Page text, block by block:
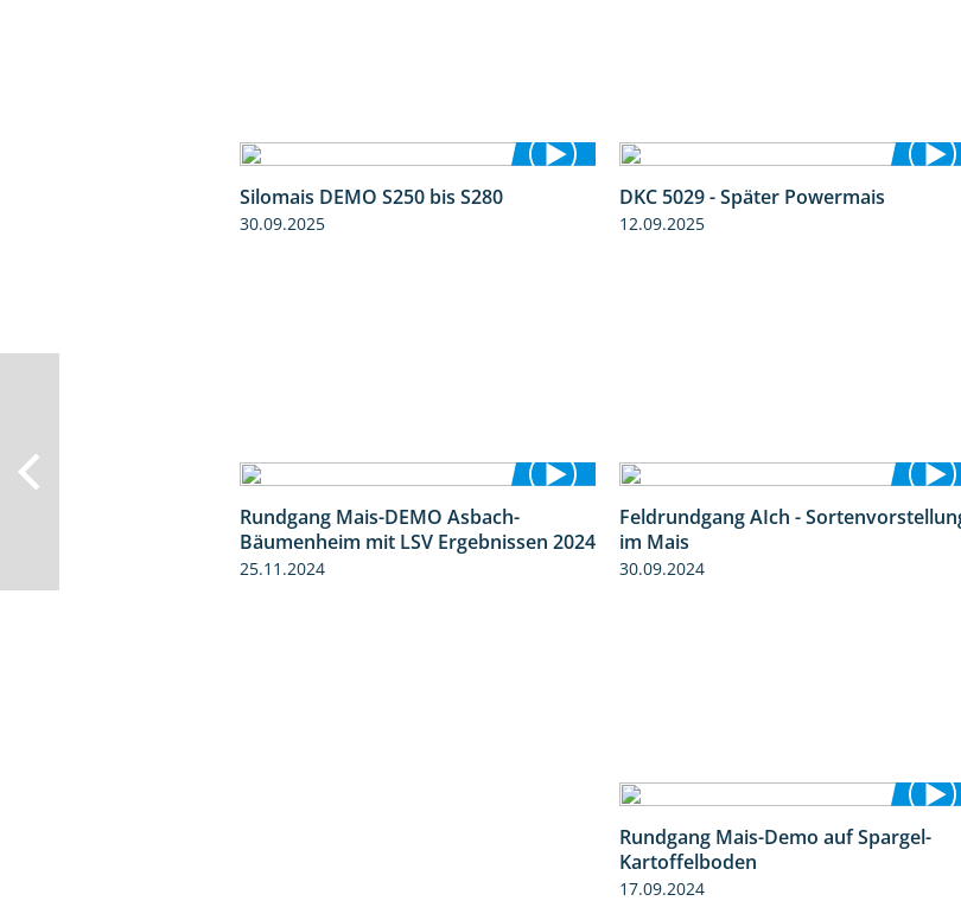
Silomais DEMO S250 bis S280
30.09.2025
DKC 5029 - Später Powermais
12.09.2025
Rundgang Mais-DEMO Asbach-
Bäumenheim mit LSV Ergebnissen 2024
25.11.2024
11:24
Feldrundgang AIch -
im Mais
30.09.2024
9:53
Rundgang Mais-Demo auf Spargel-
Kartoffelboden
17.09.2024